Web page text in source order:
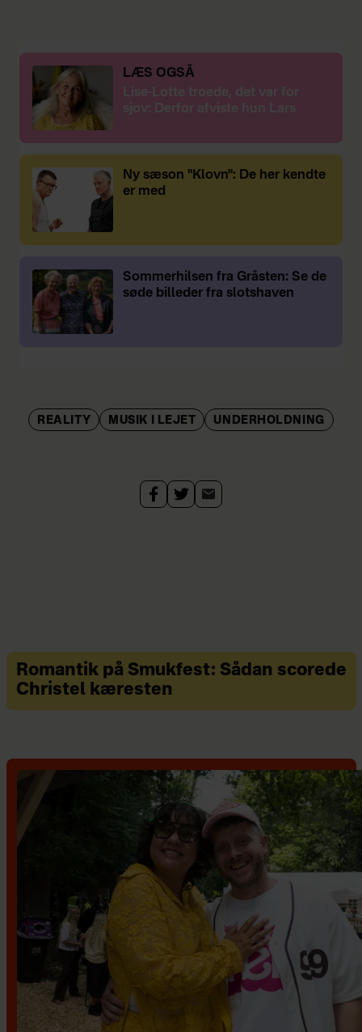
LÆS OGSÅ
Lise-Lotte troede, det var for
sjov: Derfor afviste hun Lars
Ny sæson "Klovn": De her kendte
er med
Sommerhilsen fra Gråsten: Se de
søde billeder fra slotshaven
REALITY MUSIK I LEJET UNDERHOLDNING
Romantik på Smukfest: Sådan scorede
Christel kæresten